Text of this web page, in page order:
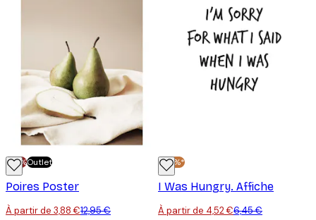
-70%Outlet
Poires Poster
À partir de 3,88 €12,95 €
-30%*
I Was Hungry. Affiche
À partir de 4,52 €6,45 €